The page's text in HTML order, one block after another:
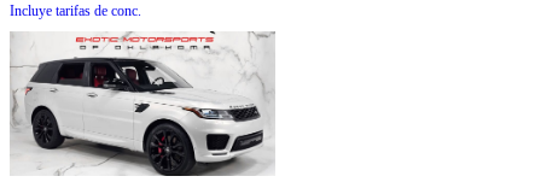
Incluye tarifas de conc.